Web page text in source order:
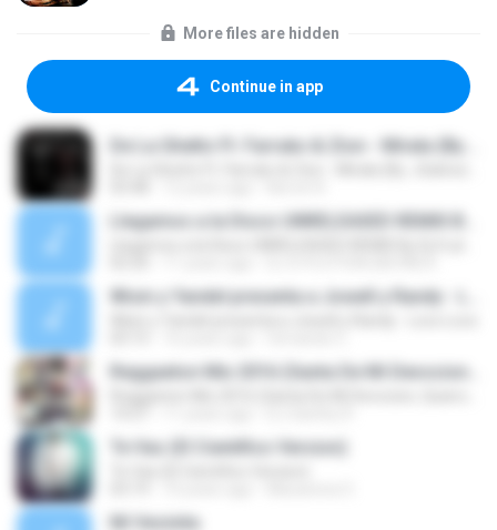
More files are hidden
Continue in app
Te Vas (El Cientifico Version)
Mi Vecinita